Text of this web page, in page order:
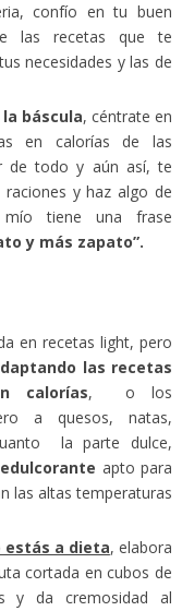
confío en tu buen
las recetas que te
necesidades y las de
báscula, céntrate en
en calorías de las
de todo y aún así, te
y haz algo de
tiene una frase
y más zapato”.
en recetas light, pero
las recetas
calorías, o los
a quesos, natas,
la parte dulce,
apto para
las altas temperaturas
estás a dieta, elabora
cortada en cubos de
y da cremosidad al